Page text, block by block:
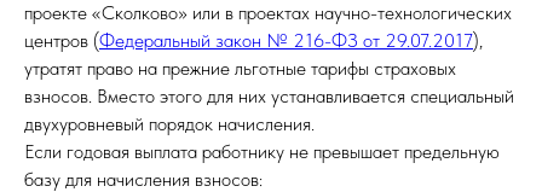
проекте «Сколково» или в проектах научно-технологических
центров (Федеральный закон № 216-ФЗ от 29.07.2017),
утратят право на прежние льготные тарифы страховых
взносов. Вместо этого для них устанавливается специальный
двухуровневый порядок начисления.
Если годовая выплата работнику не превышает предельную
базу для начисления взносов: